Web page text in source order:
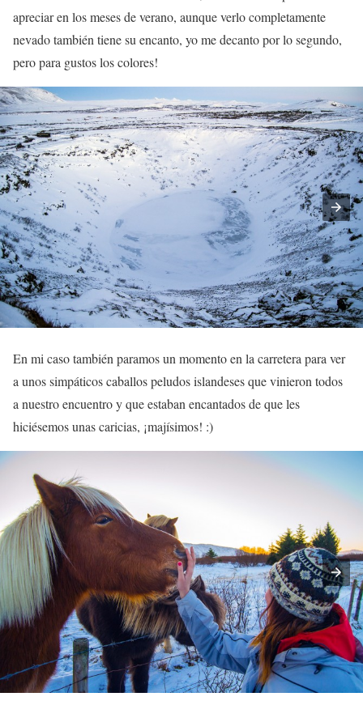
apreciar en los meses de verano, aunque verlo completamente
nevado también tiene su encanto, yo me decanto por lo segundo,
pero para gustos los colores!
En mi caso también paramos un momento en la carretera para ver
a unos simpáticos caballos peludos islandeses que vinieron todos
a nuestro encuentro y que estaban encantados de que les
hiciésemos unas caricias, ¡majísimos! :)